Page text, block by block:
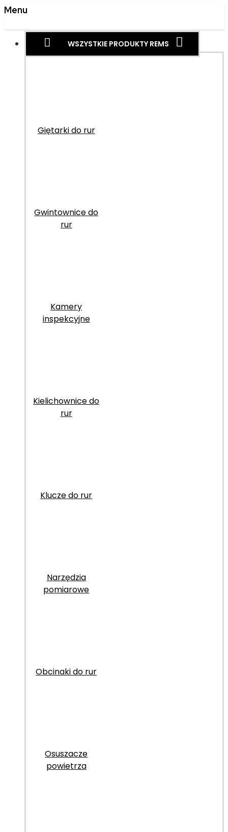
Menu
WSZYSTKIE PRODUKTY REMS
Giętarki do rur
Gwintownice do
rur
Kamery
inspekcyjne
Kielichownice do
rur
Klucze do rur
Narzędzia
pomiarowe
Obcinaki do rur
Osuszacze
powietrza